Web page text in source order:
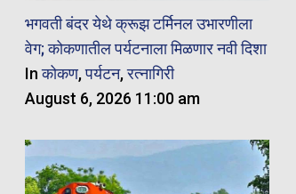
भगवती बंदर येथे क्रूझ टर्मिनल उभारणीला
वेग; कोकणातील पर्यटनाला मिळणार नवी दिशा
Inकोकण,पर्यटन,रत्नागिरी
August 6, 2026 11:00 am